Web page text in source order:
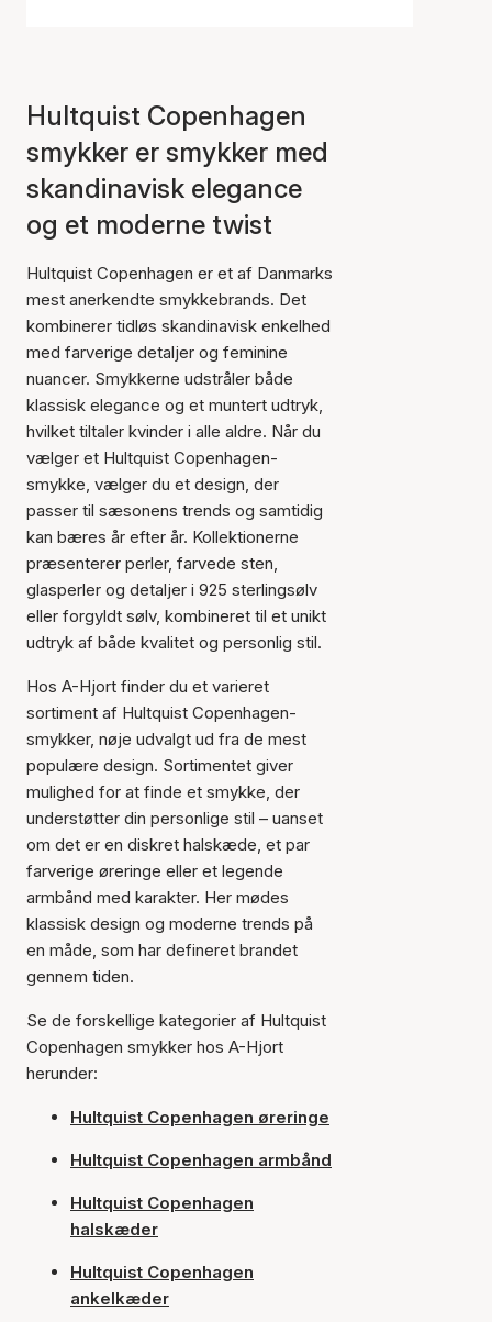
Hultquist Copenhagen
smykker er smykker med
skandinavisk elegance
og et moderne twist
Hultquist Copenhagen er et af Danmarks
mest anerkendte smykkebrands. Det
kombinerer tidløs skandinavisk enkelhed
med farverige detaljer og feminine
nuancer. Smykkerne udstråler både
klassisk elegance og et muntert udtryk,
hvilket tiltaler kvinder i alle aldre. Når du
vælger et Hultquist Copenhagen-
smykke, vælger du et design, der
passer til sæsonens trends og samtidig
kan bæres år efter år. Kollektionerne
præsenterer perler, farvede sten,
glasperler og detaljer i 925 sterlingsølv
eller forgyldt sølv, kombineret til et unikt
udtryk af både kvalitet og personlig stil.
Hos A-Hjort finder du et varieret
sortiment af Hultquist Copenhagen-
smykker, nøje udvalgt ud fra de mest
populære design. Sortimentet giver
mulighed for at finde et smykke, der
understøtter din personlige stil – uanset
om det er en diskret halskæde, et par
farverige øreringe eller et legende
armbånd med karakter. Her mødes
klassisk design og moderne trends på
en måde, som har defineret brandet
gennem tiden.
Se de forskellige kategorier af Hultquist
Copenhagen smykker hos A-Hjort
herunder:
Hultquist Copenhagen øreringe
Hultquist Copenhagen armbånd
Hultquist Copenhagen
halskæder
Hultquist Copenhagen
ankelkæder